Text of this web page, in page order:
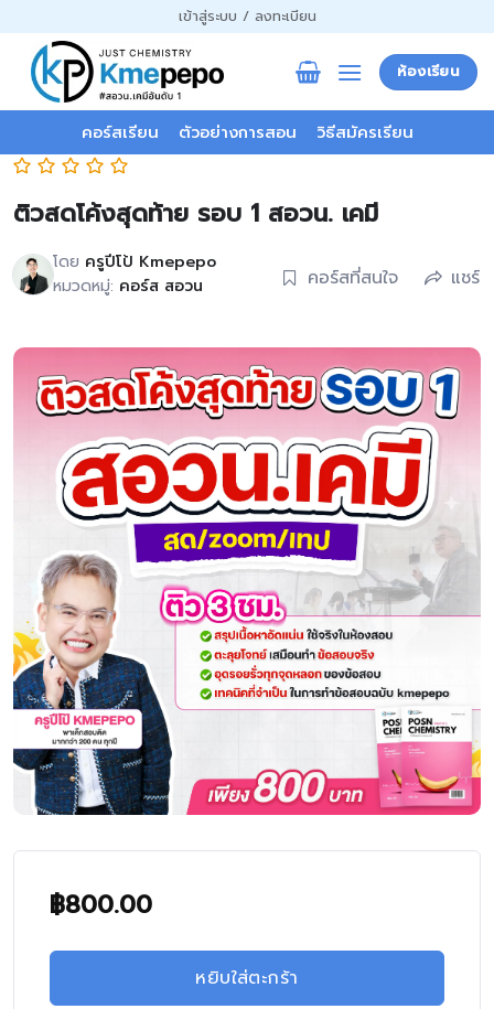
ไป
เนื้อหา
เข้าสู่ระบบ / ลงทะเบียน
ห้องเรียน
คอร์สเรียน ตัวอย่างการสอน วิธีสมัครเรียน
ติวสดโค้งสุดท้าย รอบ 1 สอวน. เคมี
โดย ครูปีโป้ Kmepepo
หมวดหมู่: คอร์ส สอวน คอร์สที่สนใจ แชร์
฿800.00
หยิบใส่ตะกร้า